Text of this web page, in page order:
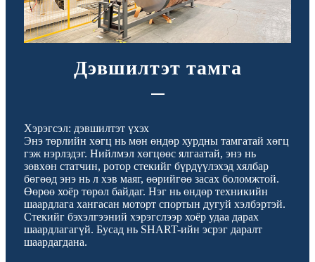
Дэвшилтэт тамга
Хэрэгсэл: дэвшилтэт үхэх
Энэ төрлийн хөгц нь мөн өндөр хурдны тамгатай хөгц
гэж нэрлэдэг. Нийлмэл хөгцөөс ялгаатай, энэ нь
зөвхөн статчин, ротор стекийг бүрдүүлэхэд хялбар
бөгөөд энэ нь л хэв маяг, өөрийгөө засах боломжтой.
Өөрөө хоёр төрөл байдаг. Нэг нь өндөр техникийн
шаардлага хангасан моторт спортын дугуй хэлбэртэй.
Стекийг бэхэлгээний хэрэгслээр хоёр удаа дарах
шаардлагагүй. Бусад нь SHART-ийн эсрэг даралт
шаардагдана.